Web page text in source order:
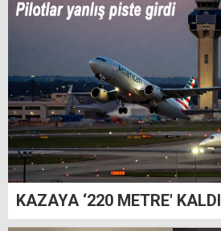
KAZAYA ‘220 METRE' KALDI